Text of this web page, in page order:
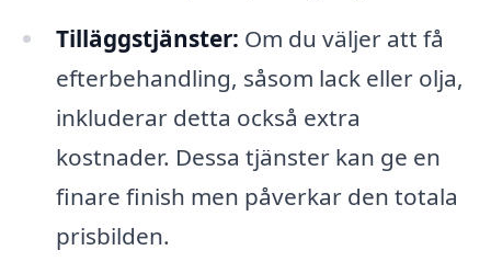
Tilläggstjänster: Om du väljer att få
efterbehandling, såsom lack eller olja,
inkluderar detta också extra
kostnader. Dessa tjänster kan ge en
finare finish men påverkar den totala
prisbilden.